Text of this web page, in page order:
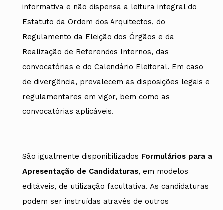
informativa e não dispensa a leitura integral do
Estatuto da Ordem dos Arquitectos, do
Regulamento da Eleição dos Órgãos e da
Realização de Referendos Internos, das
convocatórias e do Calendário Eleitoral. Em caso
de divergência, prevalecem as disposições legais e
regulamentares em vigor, bem como as
convocatórias aplicáveis.
São igualmente disponibilizados Formulários para a
Apresentação de Candidaturas, em modelos
editáveis, de utilização facultativa. As candidaturas
podem ser instruídas através de outros